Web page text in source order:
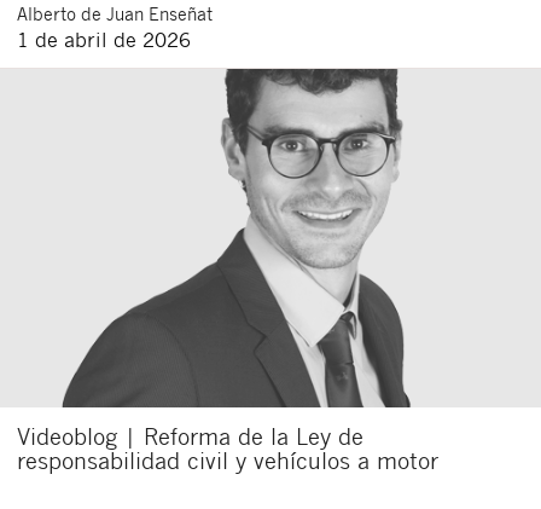
Alberto de Juan Enseñat
1 de abril de 2026
Videoblog | Reforma de la Ley de
responsabilidad civil y vehículos a motor